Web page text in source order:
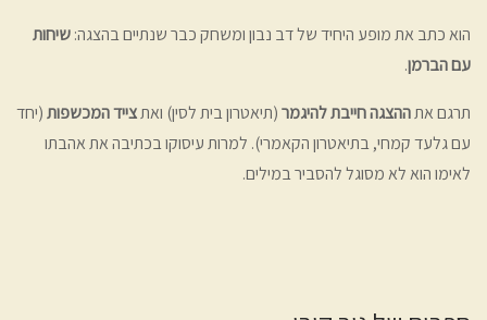
הוא כתב את מופע היחיד של דב נבון ומשחק כבר שנתיים בהצגה:שיחות
עם הברמן.
תרגם אתההצגה חייבת להיגמר(תיאטרון בית לסין) ואתצייד המכשפות(יחד
עם גלעד קמחי, בתיאטרון הקאמרי). למרות עיסוקו בכתיבה את אהבתו
לאימו הוא לא מסוגל להסביר במילים.